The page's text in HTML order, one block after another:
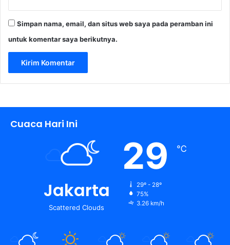
n Simpan nama, email, dan situs web saya pada peramban ini
untuk komentar saya berikutnya.
Cuaca Hari Ini
Jakarta
Scattered Clouds
29 ℃
29º - 28º
75%
3.26 km/h